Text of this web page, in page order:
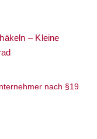
– Kleine
nach §19